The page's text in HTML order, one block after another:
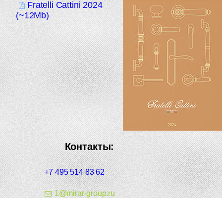
Fratelli Cattini 2024
(~12Mb)
Контакты:
+7 495 514 83 62
1@mirar-group.ru